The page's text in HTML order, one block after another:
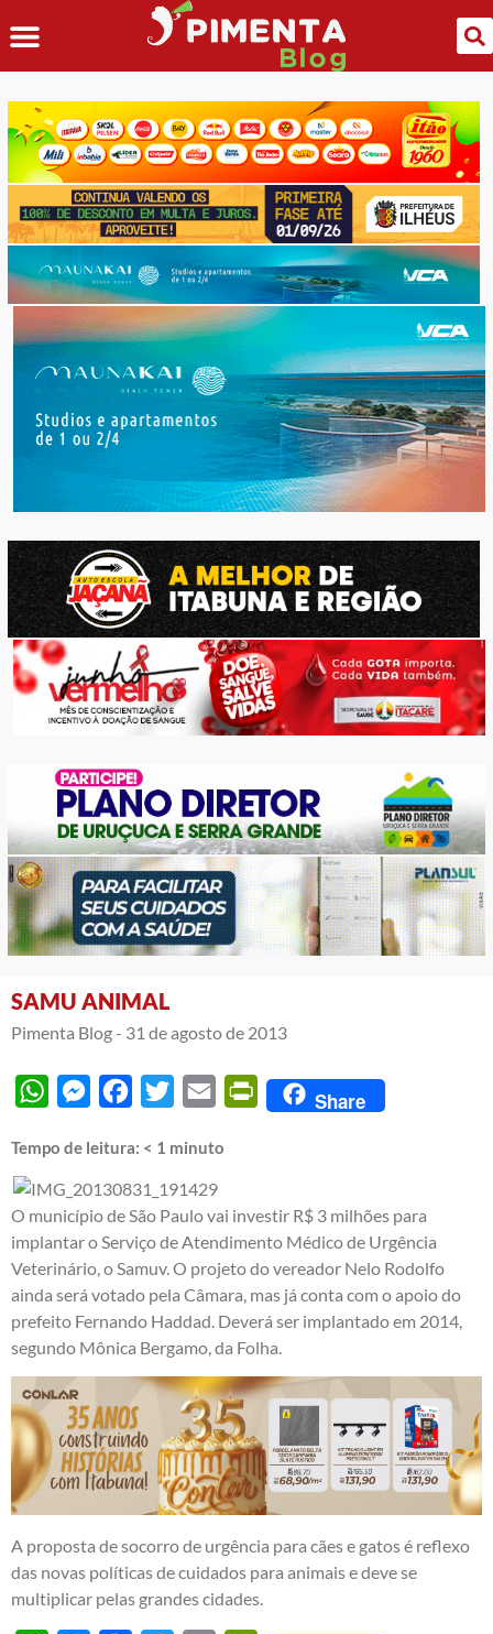
SAMU ANIMAL
Pimenta Blog - 31 de agosto de 2013
WhatsAppMessengerFacebook
Twitter Email PrintFriendly
Share
Tempo de leitura: < 1 minuto
O município de São Paulo vai investir R$ 3 milhões para
implantar o Serviço de Atendimento Médico de Urgência
Veterinário, o Samuv. O projeto do vereador Nelo Rodolfo
ainda será votado pela Câmara, mas já conta com o apoio do
prefeito Fernando Haddad. Deverá ser implantado em 2014,
segundo Mônica Bergamo, da Folha.
A proposta de socorro de urgência para cães e gatos é reflexo
das novas políticas de cuidados para animais e deve se
multiplicar pelas grandes cidades.